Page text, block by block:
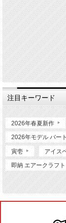
注目キーワード
2026年春夏新作
2026年モデル バー
寅壱 アイス
即納 エアークラフト